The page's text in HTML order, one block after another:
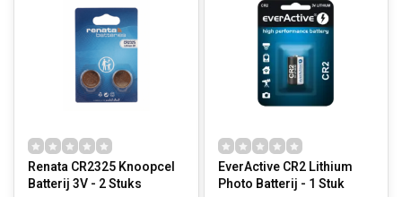
Renata CR2325 Knoopcel
Batterij 3V - 2 Stuks
EverActive CR2 Lithium
Photo Batterij - 1 Stuk